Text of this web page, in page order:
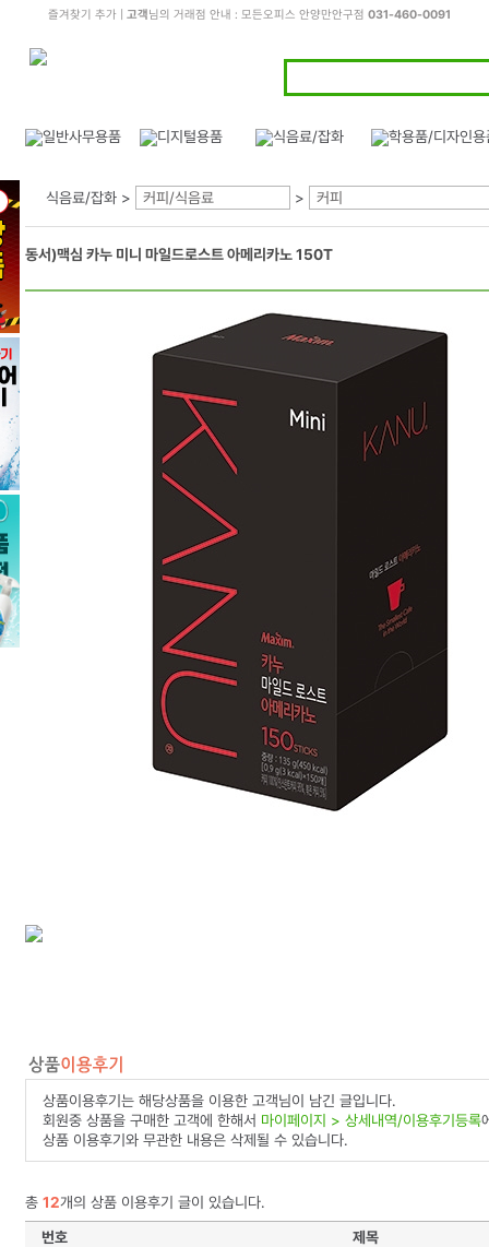
즐겨찾기 추가| 고객님의 거래점 안내 : 모든오피스 안양만안구점 031-460-0091
식음료/잡화 > 커피/식음료 > 커피
동서)맥심 카누 미니 마일드로스트 아메리카노 150T
상품이용후기는 해당상품을 이용한 고객님이 남긴 글입니다.
회원중 상품을 구매한 고객에 한해서 마이페이지 > 상세내역/이용후기등록
상품 이용후기와 무관한 내용은 삭제될 수 있습니다.
총 12개의 상품 이용후기 글이 있습니다.
번호
제목